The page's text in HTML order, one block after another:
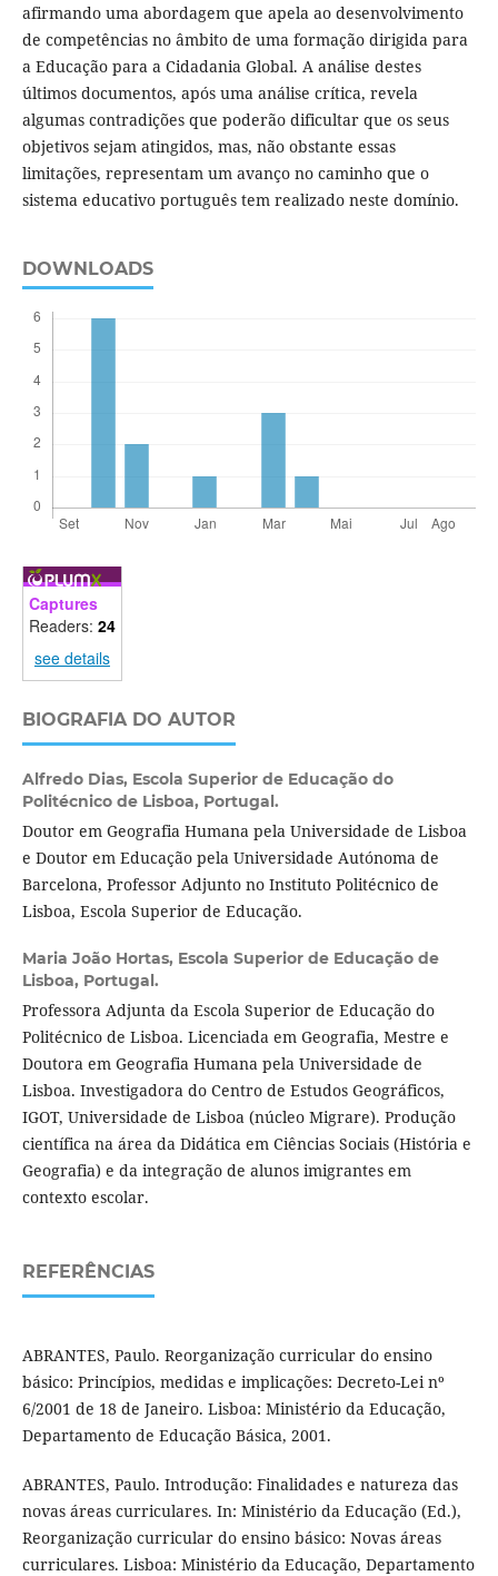
afirmando uma abordagem que apela ao desenvolvimento
de competências no âmbito de uma formação dirigida para
a Educação para a Cidadania Global. A análise destes
últimos documentos, após uma análise crítica, revela
algumas contradições que poderão dificultar que os seus
objetivos sejam atingidos, mas, não obstante essas
limitações, representam um avanço no caminho que o
sistema educativo português tem realizado neste domínio.
DOWNLOADS
Captures
Readers: 24
see details
BIOGRAFIA DO AUTOR
Alfredo Dias, Escola Superior de Educação do
Politécnico de Lisboa, Portugal.
Doutor em Geografia Humana pela Universidade de Lisboa
e Doutor em Educação pela Universidade Autónoma de
Barcelona, Professor Adjunto no Instituto Politécnico de
Lisboa, Escola Superior de Educação.
Maria João Hortas, Escola Superior de Educação de
Lisboa, Portugal.
Professora Adjunta da Escola Superior de Educação do
Politécnico de Lisboa. Licenciada em Geografia, Mestre e
Doutora em Geografia Humana pela Universidade de
Lisboa. Investigadora do Centro de Estudos Geográficos,
IGOT, Universidade de Lisboa (núcleo Migrare). Produção
científica na área da Didática em Ciências Sociais (História e
Geografia) e da integração de alunos imigrantes em
contexto escolar.
REFERÊNCIAS
ABRANTES, Paulo. Reorganização curricular do ensino
básico: Princípios, medidas e implicações: Decreto-Lei nº
6/2001 de 18 de Janeiro. Lisboa: Ministério da Educação,
Departamento de Educação Básica, 2001.
ABRANTES, Paulo. Introdução: Finalidades e natureza das
novas áreas curriculares. In: Ministério da Educação (Ed.),
Reorganização curricular do ensino básico: Novas áreas
curriculares. Lisboa: Ministério da Educação, Departamento